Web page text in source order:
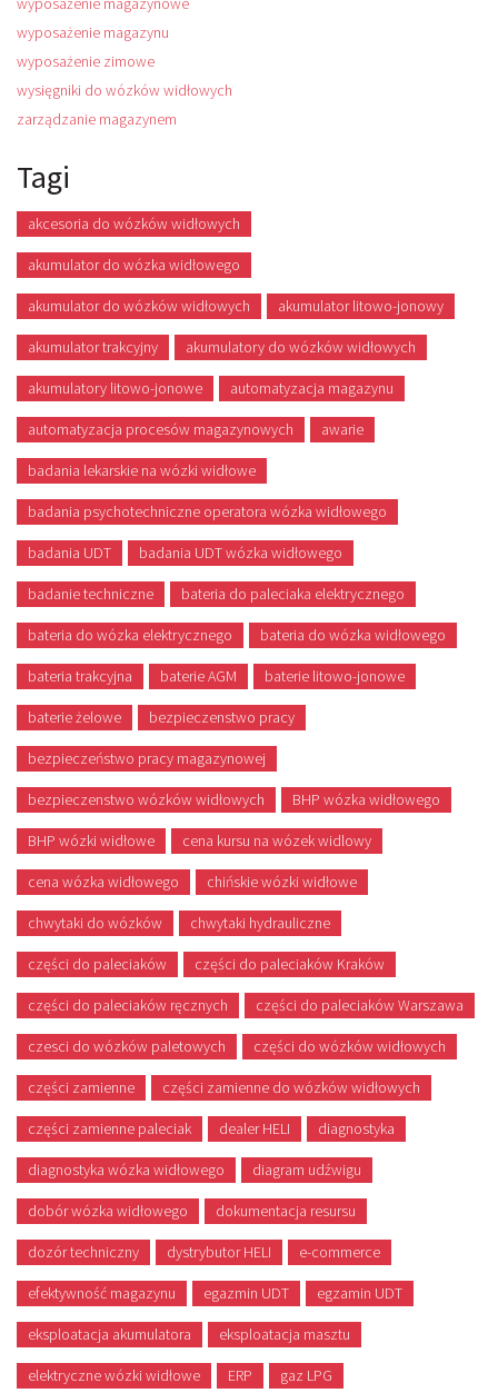
wyposażenie magazynu
wyposażenie zimowe
wysięgniki do wózków widłowych
zarządzanie magazynem
Tagi
akcesoria do wózków widłowych
akumulator do wózka widłowego
akumulator do wózków widłowych akumulator litowo-jonowy
akumulator trakcyjny akumulatory do wózków widłowych
akumulatory litowo-jonowe automatyzacja magazynu
automatyzacja procesów magazynowych awarie
badania lekarskie na wózki widłowe
badania psychotechniczne operatora wózka widłowego
badania UDT badania UDT wózka widłowego
badanie techniczne bateria do paleciaka elektrycznego
bateria do wózka elektrycznego bateria do wózka widłowego
bateria trakcyjna baterie AGM baterie litowo-jonowe
baterie żelowe bezpieczenstwo pracy
bezpieczeństwo pracy magazynowej
bezpieczenstwo wózków widłowych BHP wózka widłowego
BHP wózki widłowe cena kursu na wózek widlowy
cena wózka widłowego chińskie wózki widłowe
chwytaki do wózków chwytaki hydrauliczne
części do paleciaków części do paleciaków Kraków
części do paleciaków ręcznych części do paleciaków Warszawa
czesci do wózków paletowych części do wózków widłowych
części zamienne części zamienne do wózków widłowych
części zamienne paleciak dealer HELI diagnostyka
diagnostyka wózka widłowego diagram udźwigu
dobór wózka widłowego dokumentacja resursu
dozór techniczny dystrybutor HELI e-commerce
efektywność magazynu egazmin UDT egzamin UDT
eksploatacja akumulatora eksploatacja masztu
elektryczne wózki widłowe ERP gaz LPG